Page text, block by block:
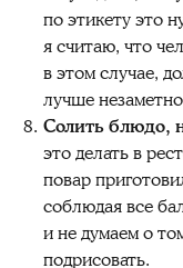
по этикету это
я считаю, что
в этом случае,
лучше
Солить блюдо,
это делать в
повар
соблюдая все
и не думаем о
подрисовать.